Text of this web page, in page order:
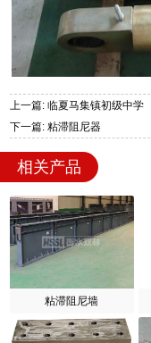
上一篇: 临夏马集镇初级中学
下一篇: 粘滞阻尼器
相关产品
粘滞阻尼墙